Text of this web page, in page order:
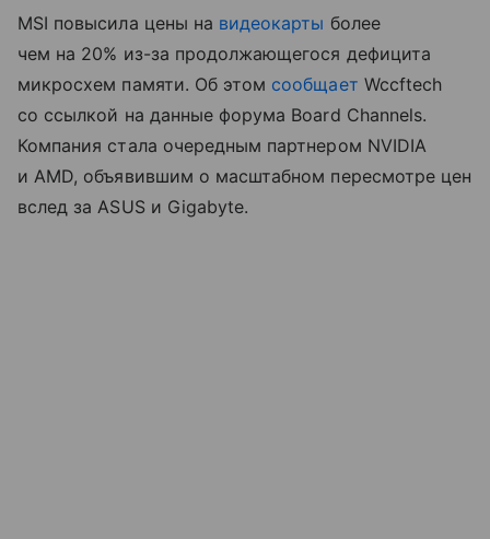
MSI повысила цены на видеокарты более
чем на 20% из-за продолжающегося дефицита
микросхем памяти. Об этом сообщает Wccftech
со ссылкой на данные форума Board Channels.
Компания стала очередным партнером NVIDIA
и AMD, объявившим о масштабном пересмотре цен
вслед за ASUS и Gigabyte.